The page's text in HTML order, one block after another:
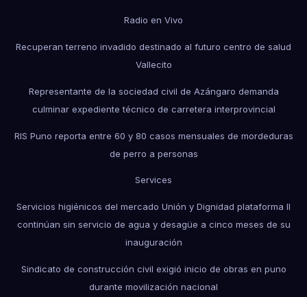
Radio en Vivo
Recuperan terreno invadido destinado al futuro centro de salud
Vallecito
Representante de la sociedad civil de Azángaro demanda
culminar expediente técnico de carretera interprovincial
RIS Puno reporta entre 60 y 80 casos mensuales de mordeduras
de perro a personas
Services
Servicios higiénicos del mercado Unión y Dignidad plataforma II
continúan sin servicio de agua y desagüe a cinco meses de su
inauguración
Sindicato de construcción civil exigió inicio de obras en puno
durante movilización nacional